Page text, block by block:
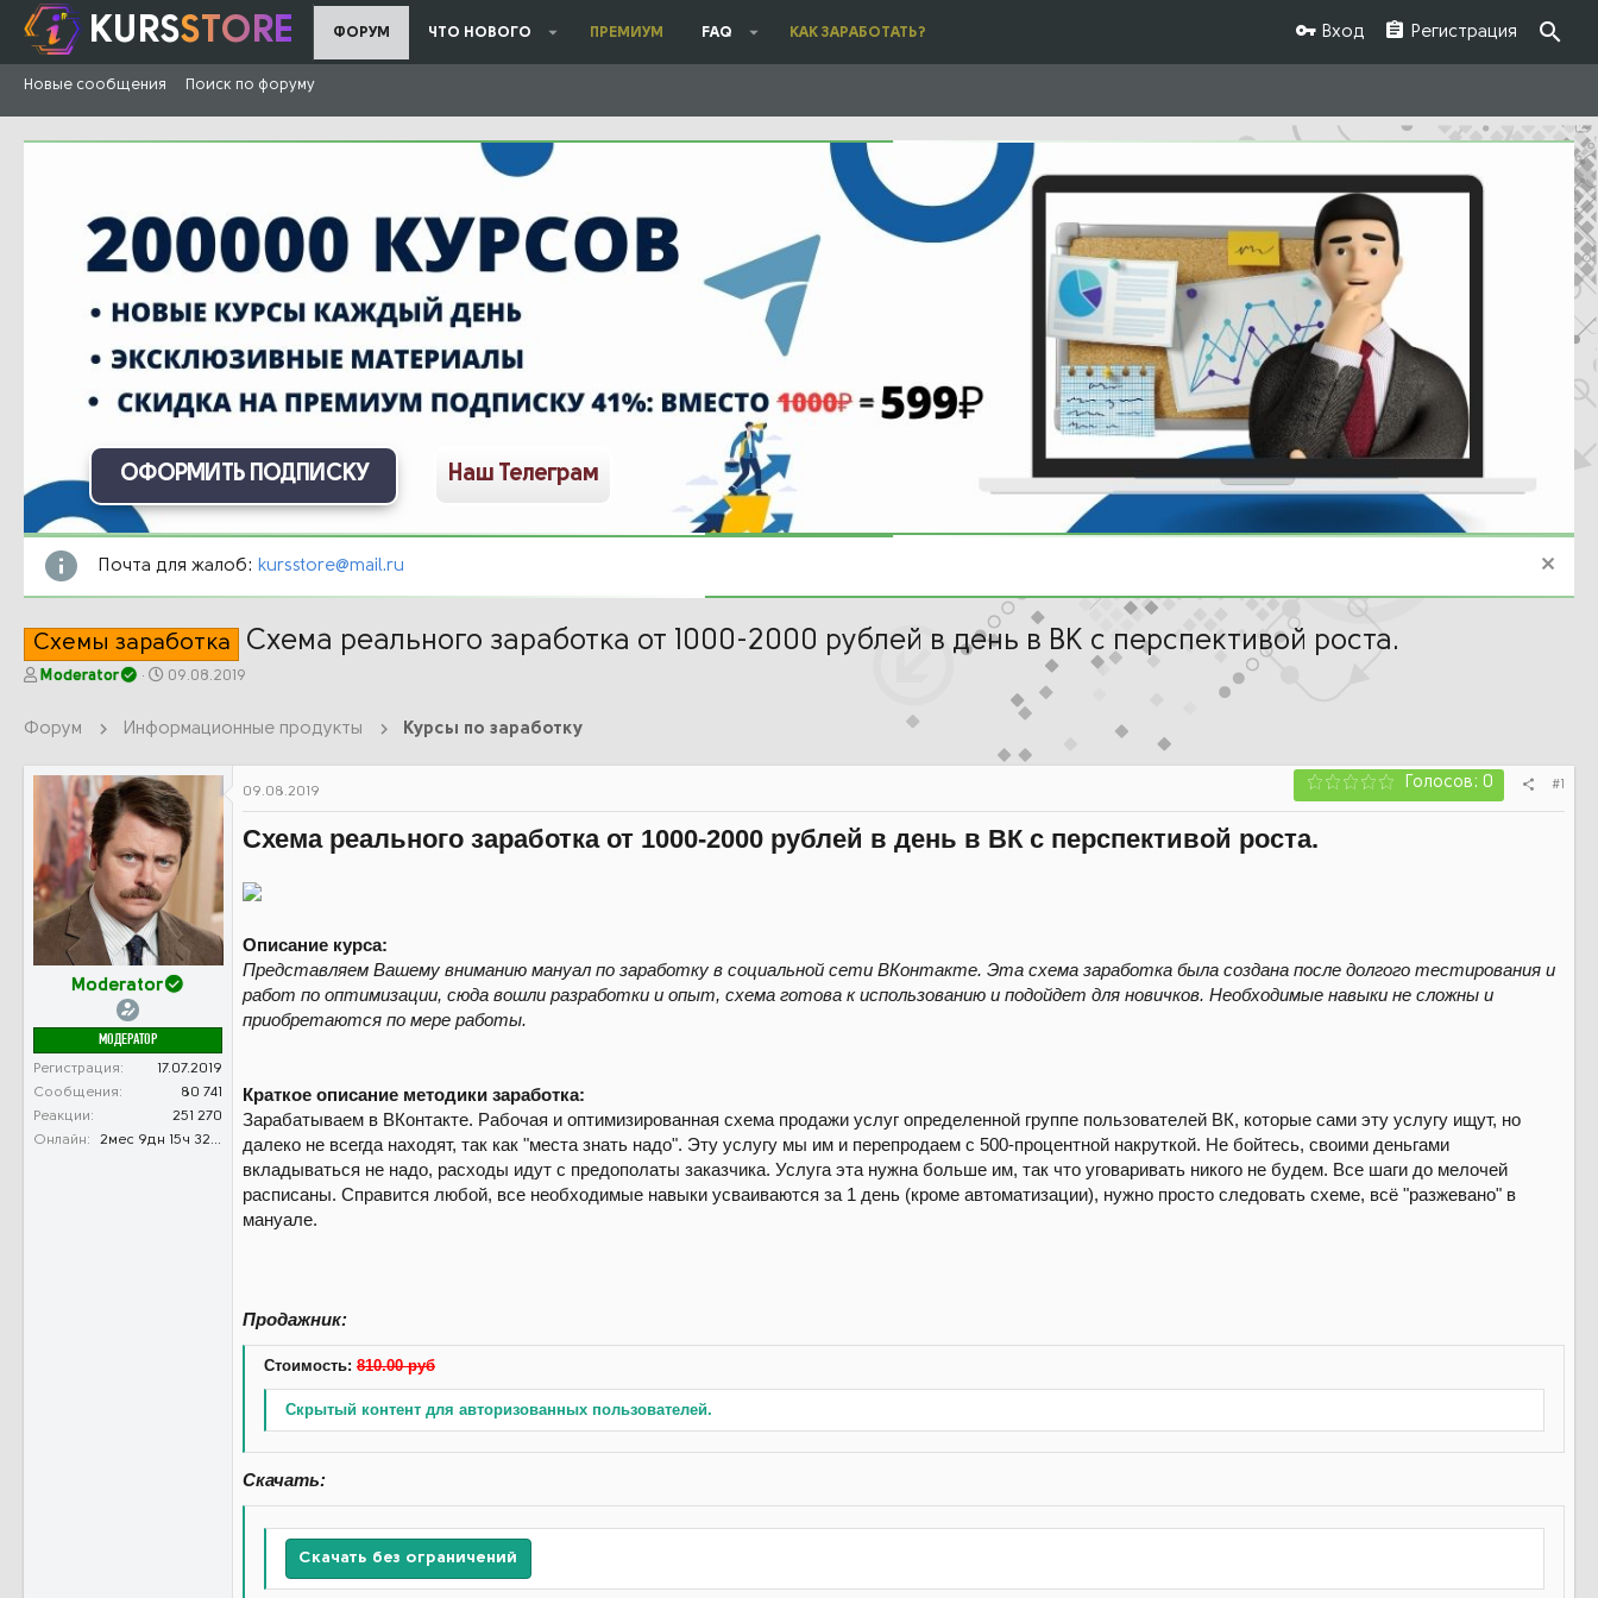
KURSSTORE ФОРУМ ЧТО НОВОГО ПРЕМИУМ FAQ КАК ЗАРАБОТАТЬ? Вход Регистрация
Новые сообщения Поиск по форуму
ОФОРМИТЬ ПОДПИСКУ Наш Телеграм
Почта для жалоб: kursstore@mail.ru
Схемы заработка Схема реального заработка от 1000-2000 рублей в день в ВК с перспективой роста.
А
о
Moderator
Д
а
а
ч
а
а
09.08.2019
Форум Информационные продукты Курсы по заработку
Moderator
МОДЕРАТОР
Регистрация
17.07.2019
Сообщения
80 741
Реакции
251 270
Онлайн
2мес 9дн 15ч 32м 59с
09.08.2019 Голосов: 0 #1
Схема реального заработка от 1000-2000 рублей в день в ВК с перспективой роста.
Описание курса:
Представляем Вашему вниманию мануал по заработку в социальной сети ВКонтакте. Эта схема заработка была создана после долгого тестирования и
работ по оптимизации, сюда вошли разработки и опыт, схема готова к использованию и подойдет для новичков. Необходимые навыки не сложны и
приобретаются по мере работы.
Краткое описание методики заработка:
Зарабатываем в ВКонтакте. Рабочая и оптимизированная схема продажи услуг определенной группе пользователей ВК, которые сами эту услугу ищут, но
далеко не всегда находят, так как "места знать надо". Эту услугу мы им и перепродаем с 500-процентной накруткой. Не бойтесь, своими деньгами
вкладываться не надо, расходы идут с предополаты заказчика. Услуга эта нужна больше им, так что уговаривать никого не будем. Все шаги до мелочей
расписаны. Справится любой, все необходимые навыки усваиваются за 1 день (кроме автоматизации), нужно просто следовать схеме, всё "разжевано" в
мануале.
Продажник:
Стоимость: 810.00 руб
Скрытый контент для авторизованных пользователей.
Скачать:
Скачать без ограничений